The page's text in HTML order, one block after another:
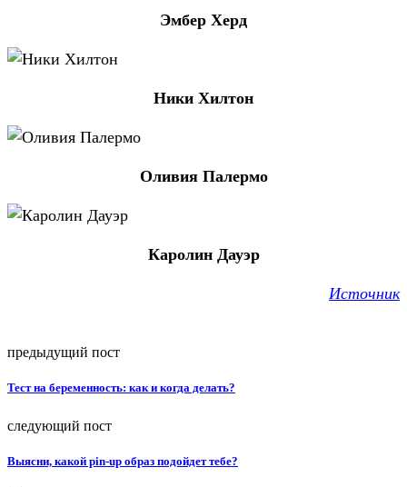
Эмбер Херд
Ники Хилтон
Оливия Палермо
Каролин Дауэр
Источник
предыдущий пост
Тест на беременность: как и когда делать?
следующий пост
Выясни, какой pin-up образ подойдет тебе?